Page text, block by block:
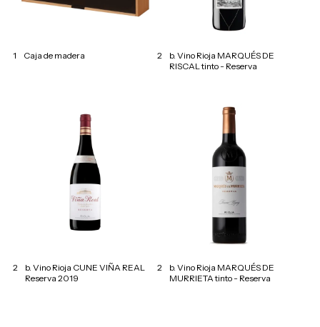
1 Caja de madera 2
b. Vino Rioja MARQUÉS DE
RISCAL tinto - Reserva
2
b. Vino Rioja CUNE VIÑA REAL
Reserva 2019
2
b. Vino Rioja MARQUÉS DE
MURRIETA tinto - Reserva